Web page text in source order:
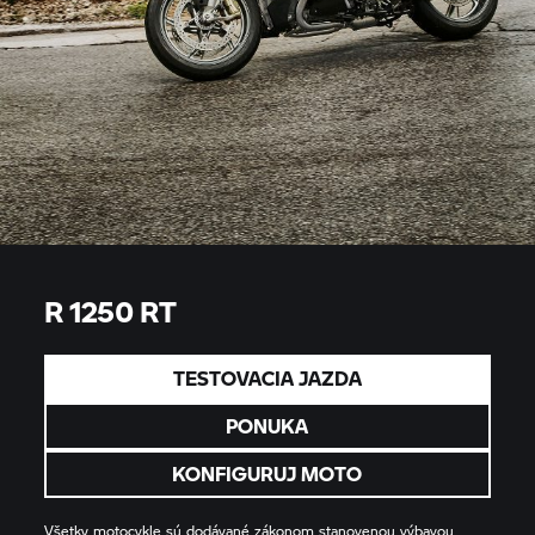
R 1250 RT
TESTOVACIA JAZDA
PONUKA
KONFIGURUJ MOTO
Všetky motocykle sú dodávané zákonom stanovenou výbavou